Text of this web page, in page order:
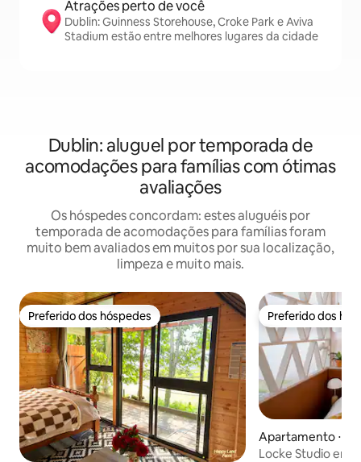
Atrações perto de você
Dublin: Guinness Storehouse, Croke Park e Aviva
Stadium estão entre melhores lugares da cidade
Dublin: aluguel por temporada de
acomodações para famílias com ótimas
avaliações
Os hóspedes concordam: estes aluguéis por
temporada de acomodações para famílias foram
muito bem avaliados em muitos por sua localização,
limpeza e muito mais.
Preferido dos hóspedes
Preferido dos hóspedes Preferido dos
Preferido dos
Apartamento ⋅
Locke Studio em